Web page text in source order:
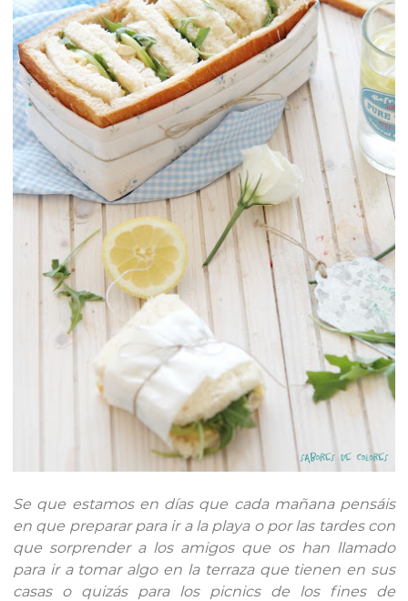
Se que estamos en días que cada mañana pensáis
en que preparar para ir a la playa o por las tardes con
que sorprender a los amigos que os han llamado
para ir a tomar algo en la terraza que tienen en sus
casas o quizás para los picnics de los fines de